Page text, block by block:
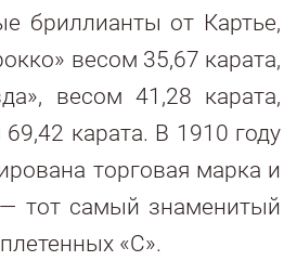
бриллианты от Картье,
весом 35,67 карата,
весом 41,28 карата,
69,42 карата. В 1910 году
торговая марка и
— тот самый знаменитый
«С».